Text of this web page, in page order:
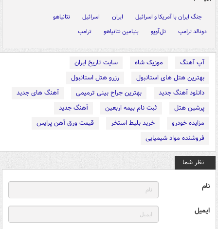
جنگ ایران با آمریکا و اسرائیل ایران اسرائیل
نتانیاهو
دونالد ترامپ
تل‌آویو بنیامین نتانیاهو ترامپ
آپ آهنگ موزیک شاه
سایت تاریخ ایران
بهترین هتل های استانبول
رزرو هتل استانبول
دانلود آهنگ جدید
بهترین جراح بینی ترمیمی
آهنگ های جدید
پرشین هتل
ثبت نام بیمه اربعین
آهنگ جدید
مزایده خودرو
خرید بلیط استخر
قیمت ورق آهن پرایس
فروشنده مواد شیمیایی
نظر شما
نام
ایمیل